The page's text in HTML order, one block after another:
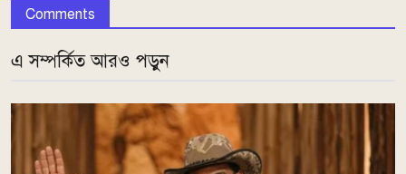
Comments
এ সম্পর্কিত আরও পড়ুন